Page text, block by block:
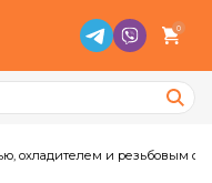
0
охладителем и резьбовым